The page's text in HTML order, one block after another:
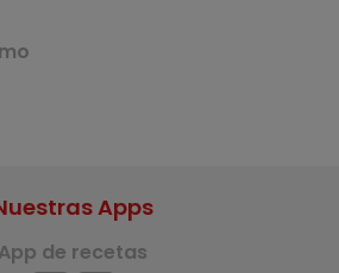
Apps
App de recetas